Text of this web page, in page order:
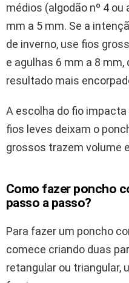
médios (algodão nº 4
mm a 5 mm. Se a
de inverno, use fios
e agulhas 6 mm a 8
resultado mais
A escolha do fio
fios leves deixam o
grossos trazem volume
Como fazer poncho
passo a passo?
Para fazer um poncho
comece criando duas
retangular ou triangular,